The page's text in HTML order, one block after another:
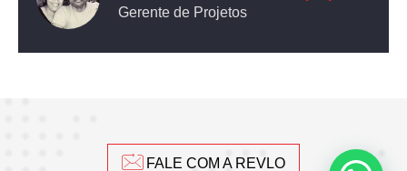
Engenheira Civil
FALE COM A REVLO